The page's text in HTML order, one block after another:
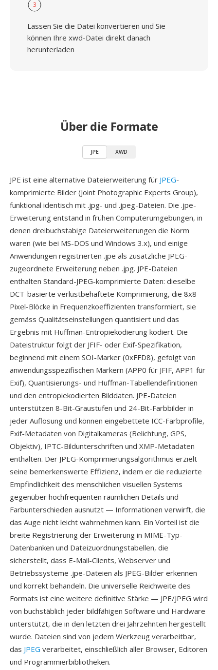
3
Lassen Sie die Datei konvertieren und Sie
können Ihre xwd-Datei direkt danach
herunterladen
Über die Formate
JPE XWD
JPE ist eine alternative Dateierweiterung für JPEG-
komprimierte Bilder (Joint Photographic Experts Group),
funktional identisch mit .jpg- und .jpeg-Dateien. Die .jpe-
Erweiterung entstand in frühen Computerumgebungen, in
denen dreibuchstabige Dateierweiterungen die Norm
waren (wie bei MS-DOS und Windows 3.x), und einige
Anwendungen registrierten .jpe als zusätzliche JPEG-
zugeordnete Erweiterung neben .jpg. JPE-Dateien
enthalten Standard-JPEG-komprimierte Daten: dieselbe
DCT-basierte verlustbehaftete Komprimierung, die 8x8-
Pixel-Blöcke in Frequenzkoeffizienten transformiert, sie
gemäss Qualitätseinstellungen quantisiert und das
Ergebnis mit Huffman-Entropiekodierung kodiert. Die
Dateistruktur folgt der JFIF- oder Exif-Spezifikation,
beginnend mit einem SOI-Marker (0xFFD8), gefolgt von
anwendungsspezifischen Markern (APP0 für JFIF, APP1 für
Exif), Quantisierungs- und Huffman-Tabellendefinitionen
und den entropiekodierten Bilddaten. JPE-Dateien
unterstützen 8-Bit-Graustufen und 24-Bit-Farbbilder in
jeder Auflösung und können eingebettete ICC-Farbprofile,
Exif-Metadaten von Digitalkameras (Belichtung, GPS,
Objektiv), IPTC-Bildunterschriften und XMP-Metadaten
enthalten. Der JPEG-Komprimierungsalgorithmus erzielt
seine bemerkenswerte Effizienz, indem er die reduzierte
Empfindlichkeit des menschlichen visuellen Systems
gegenüber hochfrequenten räumlichen Details und
Farbunterschieden ausnutzt — Informationen verwirft, die
das Auge nicht leicht wahrnehmen kann. Ein Vorteil ist die
breite Registrierung der Erweiterung in MIME-Typ-
Datenbanken und Dateizuordnungstabellen, die
sicherstellt, dass E-Mail-Clients, Webserver und
Betriebssysteme .jpe-Dateien als JPEG-Bilder erkennen
und korrekt behandeln. Die universelle Reichweite des
Formats ist eine weitere definitive Stärke — JPE/JPEG wird
von buchstäblich jeder bildfähigen Software und Hardware
unterstützt, die in den letzten drei Jahrzehnten hergestellt
wurde. Dateien sind von jedem Werkzeug verarbeitbar,
das JPEG verarbeitet, einschließlich aller Browser, Editoren
und Programmierbibliotheken.